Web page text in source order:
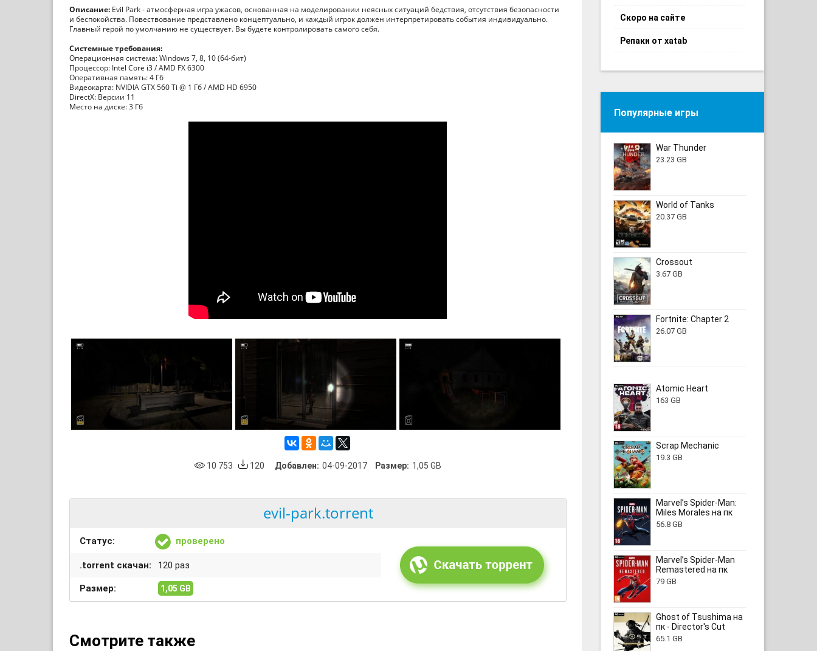
Описание: Evil Park - атмосферная игра ужасов, основанная на моделировании неясных ситуаций бедствия, отсутствия безопасности
и беспокойства. Повествование представлено концептуально, и каждый игрок должен интерпретировать события индивидуально.
Главный герой по умолчанию не существует. Вы будете контролировать самого себя.
Системные требования:
Операционная система: Windows 7, 8, 10 (64-бит)
Процессор: Intel Core i3 / AMD FX 6300
Оперативная память: 4 Гб
Видеокарта: NVIDIA GTX 560 Ti @ 1 Гб / AMD HD 6950
DirectX: Версии 11
Место на диске: 3 Гб
10 753 120 Добавлен: 04-09-2017 Размер: 1,05 GB
evil-park.torrent
Статус: проверено
.torrent скачан: 120 раз
Размер: 1,05 GB
Смотрите также
Скоро на сайте
Репаки от xatab
Популярные игры
War Thunder
23.23 GB
World of Tanks
20.37 GB
Crossout
3.67 GB
Fortnite: Chapter 2
26.07 GB
Atomic Heart
163 GB
Scrap Mechanic
19.3 GB
Marvel’s Spider-Man:
Miles Morales на пк
56.8 GB
Marvel’s Spider-Man
Remastered на пк
79 GB
Ghost of Tsushima на
пк - Director's Cut
65.1 GB